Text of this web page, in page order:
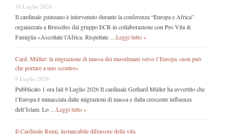
16 Luglio 2026
Il cardinale guineano è intervenuto durante la conferenza “Europa e Africa”
organizzata a Bruxelles dal gruppo ECR in collaborazione con Pro Vita &
Famiglia «Ascoltate l’Africa. Rispettate … Leggi tutto »
Card. Müller: la migrazione di massa dei musulmani verso l’Europa «non può
che portare a uno scontro»
9 Luglio 2026
Pubblicato 1 ora fail 9 Luglio 2026 Il cardinale Gerhard Müller ha avvertito che
l’Europa è minacciata dalle migrazioni di massa e dalla crescente influenza
dell’Islam. Lo … Leggi tutto »
Il Cardinale Ruini, instancabile difensore della vita